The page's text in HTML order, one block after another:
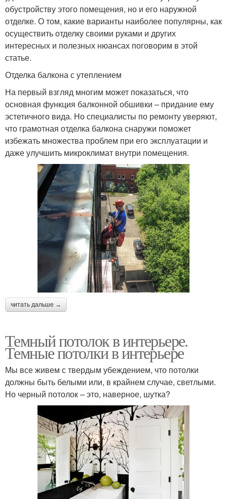
обустройству этого помещения, но и его наружной
отделке. О том, какие варианты наиболее популярны, как
осуществить отделку своими руками и других
интересных и полезных нюансах поговорим в этой
статье.
Отделка балкона с утеплением
На первый взгляд многим может показаться, что
основная функция балконной обшивки – придание ему
эстетичного вида. Но специалисты по ремонту уверяют,
что грамотная отделка балкона снаружи поможет
избежать множества проблем при его эксплуатации и
даже улучшить микроклимат внутри помещения.
читать дальше →
Темный потолок в интерьере.
Темные потолки в интерьере
Мы все живем с твердым убеждением, что потолки
должны быть белыми или, в крайнем случае, светлыми.
Но черный потолок – это, наверное, шутка?